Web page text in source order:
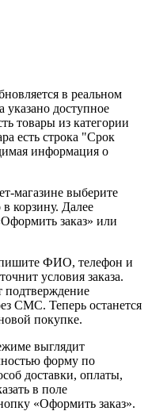
в реальном
указано доступное
товары из категории
есть строка "Срок
информация о
магазине выберите
корзину. Далее
заказ» или
ФИО, телефон и
условия заказа.
подтверждение
СМС. Теперь останется
покупке.
выглядит
форму по
доставки, оплаты,
в поле
«Оформить заказ».